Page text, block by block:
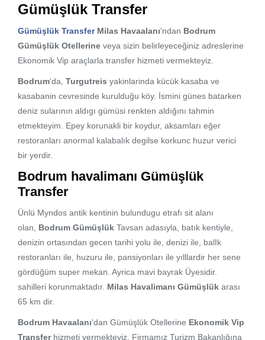
Gümüşlük Transfer
Gümüşlük TransferMilas Havaalanı'ndan Bodrum
Gümüşlük Otellerine veya sizin belirleyeceğiniz adreslerine
Ekonomik Vip araçlarla transfer hizmeti vermekteyiz.
Bodrum'da, Turgutreis yakinlarinda kücük kasaba ve
kasabanin cevresinde kurulduğu köy. İsmini günes batarken
deniz sularının aldıgı gümüsi renkten aldığını tahmin
etmekteyim. Epey korunakli bir koydur, aksamları eğer
restoranları anormal kalabalık degilse korkunc huzur verici
bir yerdir.
Bodrum havalimanı Gümüşlük
Transfer
Ünlü Myndos antik kentinin bulundugu etrafı sit alanı
olan, Bodrum Gümüşlük Tavsan adasıyla, batık kentiyle,
denizin ortasından gecen tarihi yolu ile, denizi ile, balIk
restoranları ile, huzuru ile, pansiyonları ile yılllardir her sene
gördüğüm super mekan. Ayrica mavi bayrak Üyesidir.
sahilleri korunmaktadır. Milas Havalimanı Gümüşlük arası
65 km dir.
Bodrum Havaalanı'dan Gümüşlük Otellerine Ekonomik Vip
Transfer hizmeti vermekteyiz. Firmamız Turizm Bakanlığına